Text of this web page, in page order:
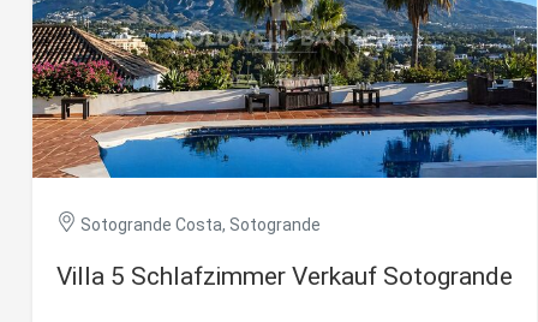
Sotogrande Costa, Sotogrande
Villa 5 Schlafzimmer Verkauf Sotogrande